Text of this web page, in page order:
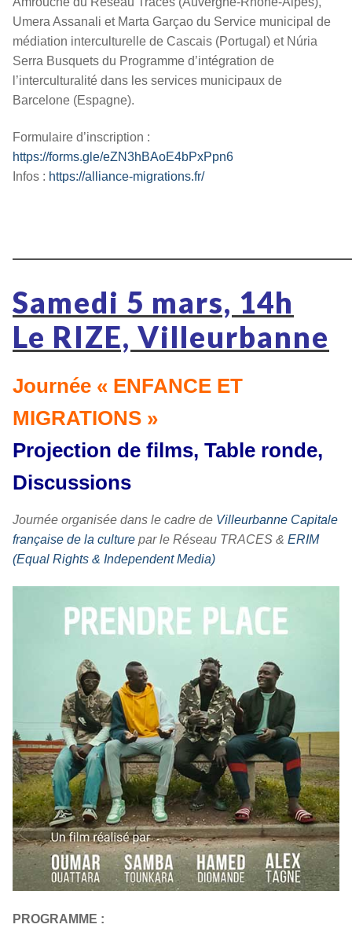
Umera Assanali et Marta Garçao du Service municipal de
médiation interculturelle de Cascais (Portugal) et Núria
Serra Busquets du Programme d’intégration de
l’interculturalité dans les services municipaux de
Barcelone (Espagne).
Formulaire d’inscription :
https://forms.gle/eZN3hBAoE4bPxPpn6
Infos : https://alliance-migrations.fr/
Samedi 5 mars, 14h
Le RIZE, Villeurbanne
Journée « ENFANCE ET
MIGRATIONS »
Projection de films, Table ronde,
Discussions
Journée organisée dans le cadre de Villeurbanne Capitale
française de la culture par le Réseau TRACES & ERIM
(Equal Rights & Independent Media)
PROGRAMME :